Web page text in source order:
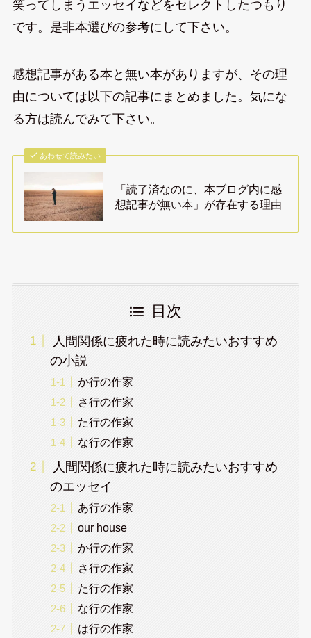
笑ってしまうエッセイなどをセレクトしたつもり
です。是非本選びの参考にして下さい。
感想記事がある本と無い本がありますが、その理
由については以下の記事にまとめました。気にな
る方は読んでみて下さい。
あわせて読みたい
「読了済なのに、本ブログ内に感
想記事が無い本」が存在する理由
目次
人間関係に疲れた時に読みたいおすすめ
の小説
か行の作家
さ行の作家
た行の作家
な行の作家
人間関係に疲れた時に読みたいおすすめ
のエッセイ
あ行の作家
our house
か行の作家
さ行の作家
た行の作家
な行の作家
は行の作家